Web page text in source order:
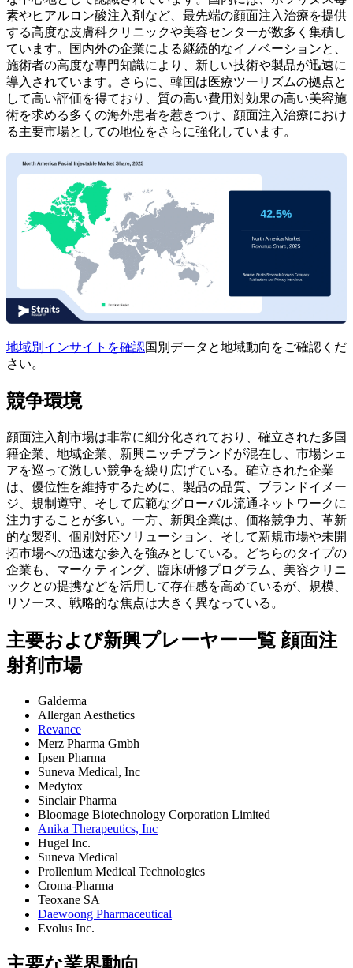
素やヒアルロン酸注入剤など、最先端の顔面注入治療を提供
する高度な皮膚科クリニックや美容センターが数多く集積し
ています。国内外の企業による継続的なイノベーションと、
施術者の高度な専門知識により、新しい技術や製品が迅速に
導入されています。さらに、韓国は医療ツーリズムの拠点と
して高い評価を得ており、質の高い費用対効果の高い美容施
術を求める多くの海外患者を惹きつけ、顔面注入治療におけ
る主要市場としての地位をさらに強化しています。
地域別インサイトを確認国別データと地域動向をご確認くだ
さい。
競争環境
顔面注入剤市場は非常に細分化されており、確立された多国
籍企業、地域企業、新興ニッチブランドが混在し、市場シェ
アを巡って激しい競争を繰り広げている。確立された企業
は、優位性を維持するために、製品の品質、ブランドイメー
ジ、規制遵守、そして広範なグローバル流通ネットワークに
注力することが多い。一方、新興企業は、価格競争力、革新
的な製剤、個別対応ソリューション、そして新規市場や未開
拓市場への迅速な参入を強みとしている。どちらのタイプの
企業も、マーケティング、臨床研修プログラム、美容クリニ
ックとの提携などを活用して存在感を高めているが、規模、
リソース、戦略的な焦点は大きく異なっている。
主要および新興プレーヤー一覧 顔面注
射剤市場
Galderma
Allergan Aesthetics
Revance
Merz Pharma Gmbh
Ipsen Pharma
Suneva Medical, Inc
Medytox
Sinclair Pharma
Bloomage Biotechnology Corporation Limited
Anika Therapeutics, Inc
Hugel Inc.
Suneva Medical
Prollenium Medical Technologies
Croma-Pharma
Teoxane SA
Daewoong Pharmaceutical
Evolus Inc.